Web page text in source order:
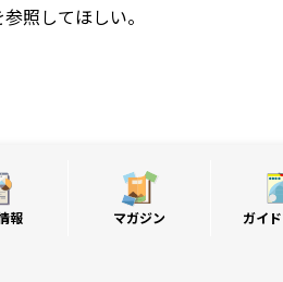
参照してほしい。
報 マガジン ガイ